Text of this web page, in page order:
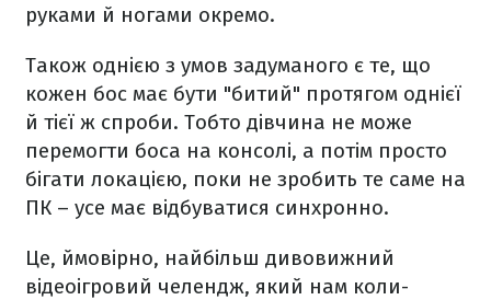
руками й ногами окремо.
Також однією з умов задуманого є те, що
кожен бос має бути "битий" протягом однієї
й тієї ж спроби. Тобто дівчина не може
перемогти боса на консолі, а потім просто
бігати локацією, поки не зробить те саме на
ПК – усе має відбуватися синхронно.
Це, ймовірно, найбільш дивовижний
відеоігровий челендж, який нам коли-